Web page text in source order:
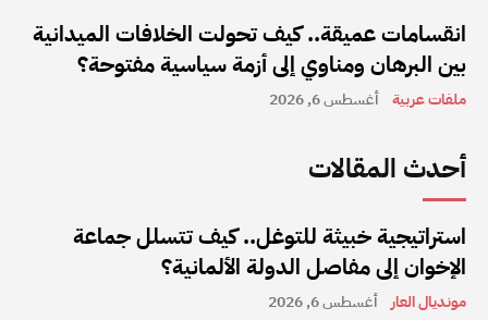
انقسامات عميقة.. كيف تحولت الخلافات الميدانية
بين البرهان ومناوي إلى أزمة سياسية مفتوحة؟
ملفات عربية أغسطس 6, 2026
أحدث المقالات
استراتيجية خبيثة للتوغل.. كيف تتسلل جماعة
الإخوان إلى مفاصل الدولة الألمانية؟
مونديال العار أغسطس 6, 2026